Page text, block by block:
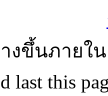
ขึ้นภายใน
last this